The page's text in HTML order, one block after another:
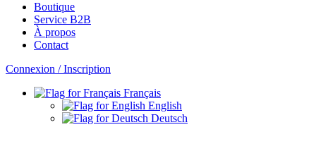
Boutique
Service B2B
À propos
Contact
Connexion / Inscription
Français
English
Deutsch